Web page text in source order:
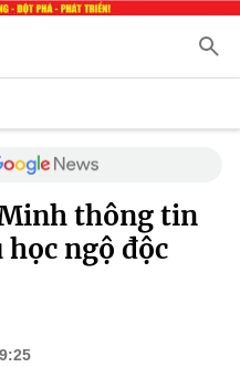
Minh thông tin
học ngộ độc